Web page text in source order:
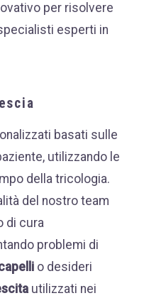
per risolvere
esperti in
basati sulle
utilizzando le
della tricologia.
del nostro team
di cura
problemi di
o desideri
utilizzati nei